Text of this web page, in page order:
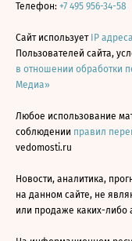
Телефон: +7 495 956-34-58
Сайт использует IP
Пользователей сайта,
в отношении обработки
Медиа»
Любое использование
соблюдении правил
vedomosti.ru
Новости, аналитика,
на данном сайте, не
или продаже каких-либо